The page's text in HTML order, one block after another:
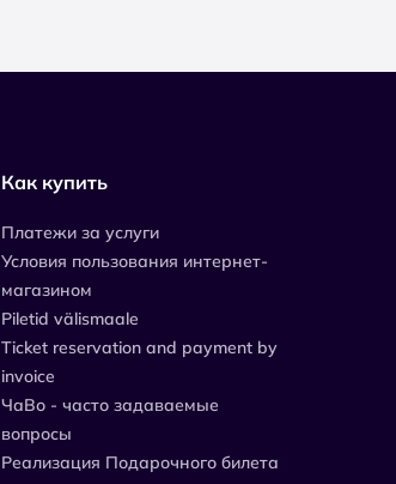
Как купить
Платежи за услуги
Условия пользования интернет-
магазином
Piletid välismaale
Ticket reservation and payment by
invoice
ЧаВо - часто задаваемые
вопросы
Реализация Подарочного билета